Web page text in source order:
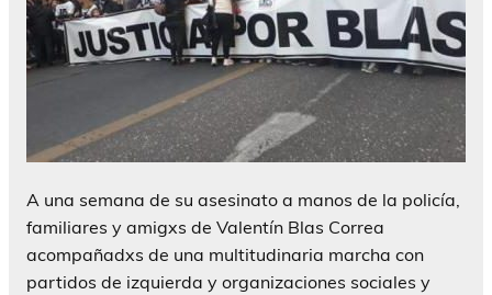
A una semana de su asesinato a manos de la policía,
familiares y amigxs de Valentín Blas Correa
acompañadxs de una multitudinaria marcha con
partidos de izquierda y organizaciones sociales y